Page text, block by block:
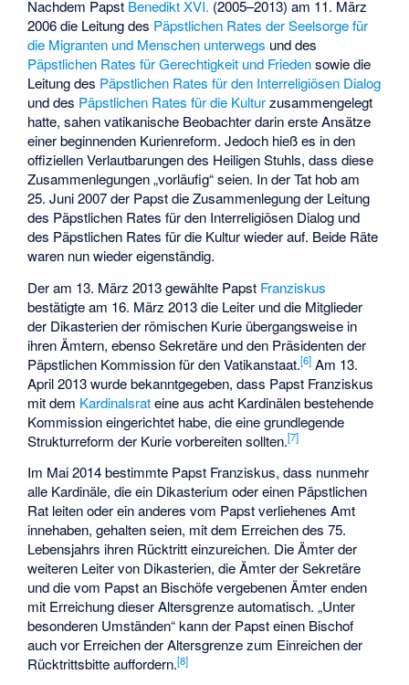
Nachdem Papst Benedikt XVI. (2005–2013) am 11. März
2006 die Leitung des Päpstlichen Rates der Seelsorge für
die Migranten und Menschen unterwegs und des
Päpstlichen Rates für Gerechtigkeit und Friedensowie die
Leitung des Päpstlichen Rates für den Interreligiösen Dialog
und des Päpstlichen Rates für die Kulturzusammengelegt
hatte, sahen vatikanische Beobachter darin erste Ansätze
einer beginnenden Kurienreform. Jedoch hieß es in den
offiziellen Verlautbarungen des Heiligen Stuhls, dass diese
Zusammenlegungen „vorläufig“ seien. In der Tat hob am
25. Juni 2007 der Papst die Zusammenlegung der Leitung
des Päpstlichen Rates für den Interreligiösen Dialog und
des Päpstlichen Rates für die Kultur wieder auf. Beide Räte
waren nun wieder eigenständig.
Der am 13. März 2013 gewählte Papst Franziskus
bestätigte am 16. März 2013 die Leiter und die Mitglieder
der Dikasterien der römischen Kurie übergangsweise in
ihren Ämtern, ebenso Sekretäre und den Präsidenten der
Päpstlichen Kommission für den Vatikanstaat.[6] Am 13.
April 2013 wurde bekanntgegeben, dass Papst Franziskus
mit dem Kardinalsrateine aus acht Kardinälen bestehende
Kommission eingerichtet habe, die eine grundlegende
Strukturreform der Kurie vorbereiten sollten.[7]
Im Mai 2014 bestimmte Papst Franziskus, dass nunmehr
alle Kardinäle, die ein Dikasterium oder einen Päpstlichen
Rat leiten oder ein anderes vom Papst verliehenes Amt
innehaben, gehalten seien, mit dem Erreichen des 75.
Lebensjahrs ihren Rücktritt einzureichen. Die Ämter der
weiteren Leiter von Dikasterien, die Ämter der Sekretäre
und die vom Papst an Bischöfe vergebenen Ämter enden
mit Erreichung dieser Altersgrenze automatisch. „Unter
besonderen Umständen“ kann der Papst einen Bischof
auch vor Erreichen der Altersgrenze zum Einreichen der
Rücktrittsbitte auffordern.[8]